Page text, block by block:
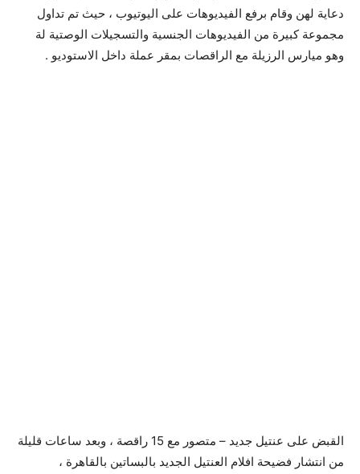
دعاية لهن وقام برفع الفيديوهات على اليوتيوب ، حيث تم تداول
مجموعة كبيرة من الفيديوهات الجنسية والتسجيلات الوصتية لة
وهو ميارس الرزيلة مع الراقصات بمقر عملة داخل الاستوديو .
القبض على عنتيل جديد – متصور مع 15 راقصة ، وبعد ساعات قليلة
من انتشار فضيحة افلام العنتيل الجديد بالبساتين بالقاهرة ،